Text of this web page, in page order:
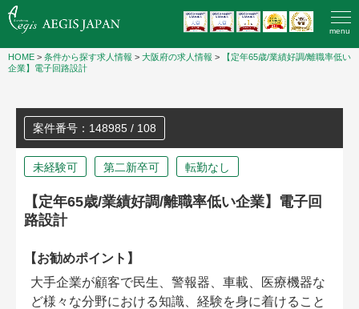
menu
HOME > 条件から探す求人情報 > 大阪府の求人情報 >
【定年65歳/業績好調/離職率低い
企業】電子回路設計
案件番号：148985 / 108
未経験可 第二新卒可 転勤なし
【定年65歳/業績好調/離職率低い企業】電子回
路設計
【お勧めポイント】
大手企業が顧客で民生、警報器、車載、医療機器な
ど様々な分野における知識、経験を身に着けること